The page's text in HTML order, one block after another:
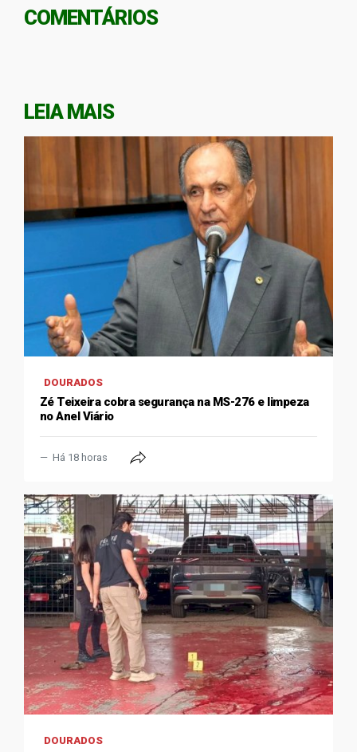
COMENTÁRIOS
LEIA MAIS
DOURADOS
Zé Teixeira cobra segurança na MS-276 e limpeza
no Anel Viário
Há 18 horas
DOURADOS